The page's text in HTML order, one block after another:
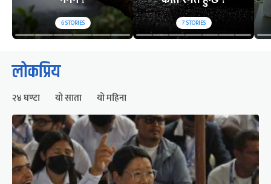
6STORIES 7STORIES
लोकप्रिय
२४ घण्टा यो साता यो महिना